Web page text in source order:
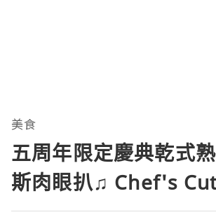
美食
五周年限定慶典乾式
斯肉眼扒♫ Chef's